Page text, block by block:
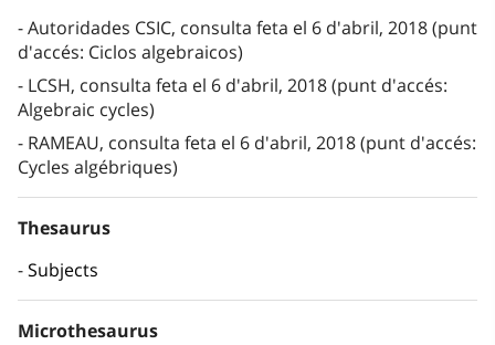
Autoridades CSIC, consulta feta el 6 d'abril, 2018 (punt
d'accés: Ciclos algebraicos)
LCSH, consulta feta el 6 d'abril, 2018 (punt d'accés:
Algebraic cycles)
RAMEAU, consulta feta el 6 d'abril, 2018 (punt d'accés:
Cycles algébriques)
Thesaurus
Subjects
Microthesaurus